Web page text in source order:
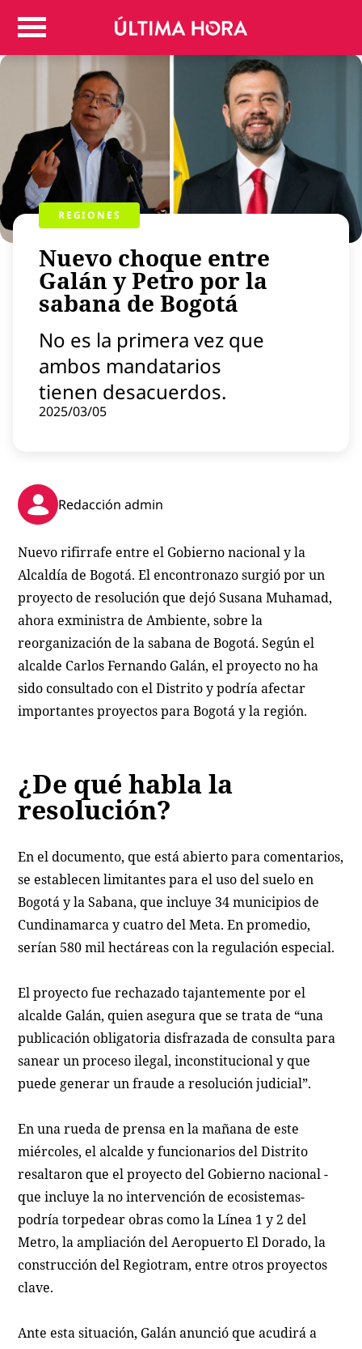
Judicial
Politica
Regiones
Deportes
Positivas
Entretenimiento
Vida
Mundo
Más
Virales
Tecnología
Estilo de vida
Contenido patrocinado
Instagram
REGIONES
Nuevo choque entre
Galán y Petro por la
sabana de Bogotá
No es la primera vez que
ambos mandatarios
tienen desacuerdos.
2025/03/05
Redacción admin
Nuevo rifirrafe entre el Gobierno nacional y la
Alcaldía de Bogotá. El encontronazo surgió por un
proyecto de resolución que dejó Susana Muhamad,
ahora exministra de Ambiente, sobre la
reorganización de la sabana de Bogotá. Según el
alcalde Carlos Fernando Galán, el proyecto no ha
sido consultado con el Distrito y podría afectar
importantes proyectos para Bogotá y la región.
¿De qué habla la
resolución?
En el documento, que está abierto para comentarios,
se establecen limitantes para el uso del suelo en
Bogotá y la Sabana, que incluye 34 municipios de
Cundinamarca y cuatro del Meta. En promedio,
serían 580 mil hectáreas con la regulación especial.
El proyecto fue rechazado tajantemente por el
alcalde Galán, quien asegura que se trata de “una
publicación obligatoria disfrazada de consulta para
sanear un proceso ilegal, inconstitucional y que
puede generar un fraude a resolución judicial”.
En una rueda de prensa en la mañana de este
miércoles, el alcalde y funcionarios del Distrito
resaltaron que el proyecto del Gobierno nacional -
que incluye la no intervención de ecosistemas-
podría torpedear obras como la Línea 1 y 2 del
Metro, la ampliación del Aeropuerto El Dorado, la
construcción del Regiotram, entre otros proyectos
clave.
Ante esta situación, Galán anunció que acudirá a